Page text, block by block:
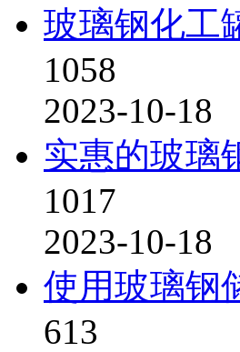
玻璃钢化工
1058
2023-10-18
实惠的玻璃
1017
2023-10-18
使用玻璃钢
613